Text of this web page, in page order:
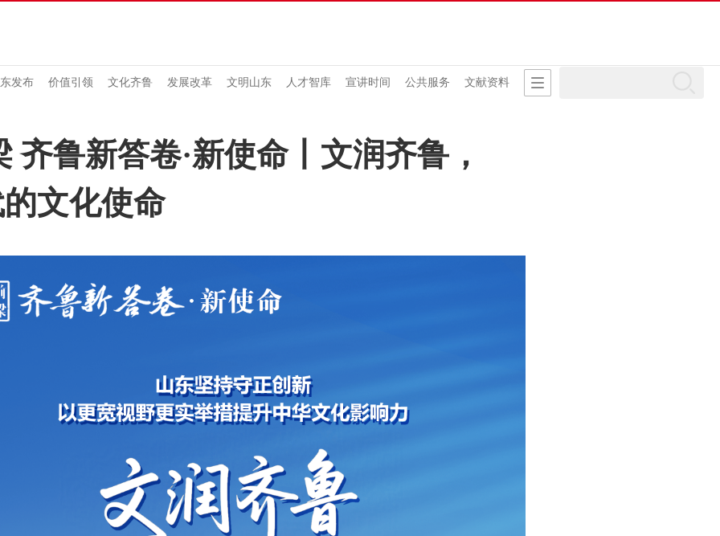
发布 价值引领 文化齐鲁 发展改革 文明山东 人才智库 宣讲时间 公共服务 文献资料
齐鲁新答卷·新使命丨文润齐鲁，
文化使命